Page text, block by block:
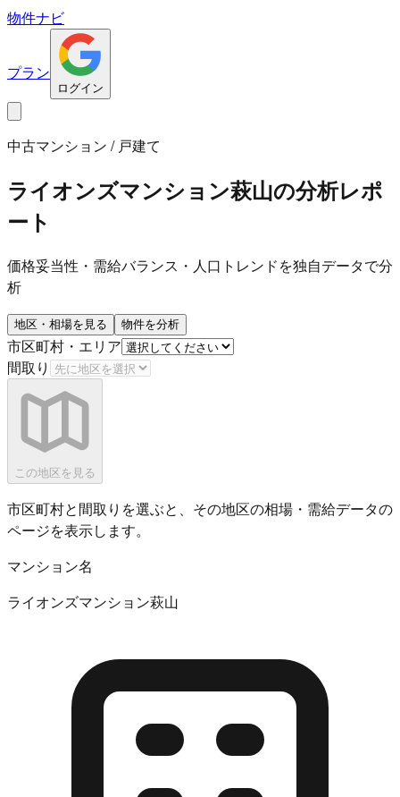
物件ナビ
プラン
ログイン
中古マンション / 戸建て
ライオンズマンション萩山の分析レポ
ート
価格妥当性・需給バランス・人口トレンドを独自データで分
析
地区・相場を見る 物件を分析
市区町村・エリア
間取り
この地区を見る
市区町村と間取りを選ぶと、その地区の相場・需給データの
ページを表示します。
マンション名
ライオンズマンション萩山